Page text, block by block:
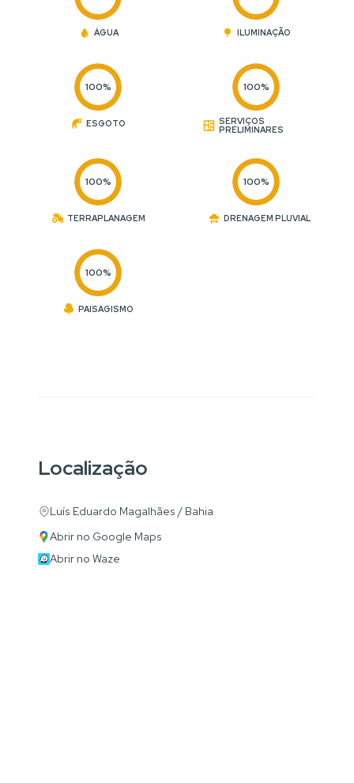
ÁGUA ILUMINAÇÃO
100%
ESGOTO
100%
SERVIÇOS
PRELIMINARES
100%
TERRAPLANAGEM
100%
DRENAGEM PLUVIAL
100%
PAISAGISMO
Localização
Luís Eduardo Magalhães / Bahia
Abrir no Google Maps
Abrir no Waze